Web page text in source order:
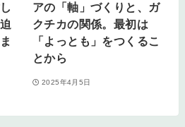
アの「軸」づくりと、ガ
クチカの関係。最初は
「よっとも」をつくるこ
とから
2025年4月5日